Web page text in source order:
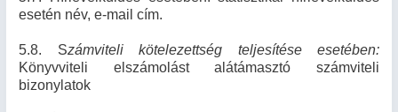
esetén név, e-mail cím.
5.8. Számviteli kötelezettség teljesítése esetében:
Könyvviteli elszámolást alátámasztó számviteli
bizonylatok